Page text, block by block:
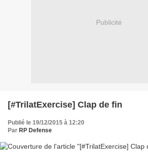
Publicité
[#TrilatExercise] Clap de fin
Publié le 19/12/2015 à 12:20
Par RP Defense